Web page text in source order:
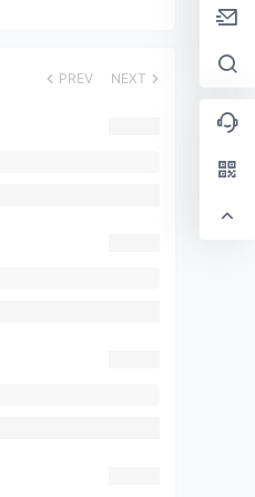
PREV NEXT